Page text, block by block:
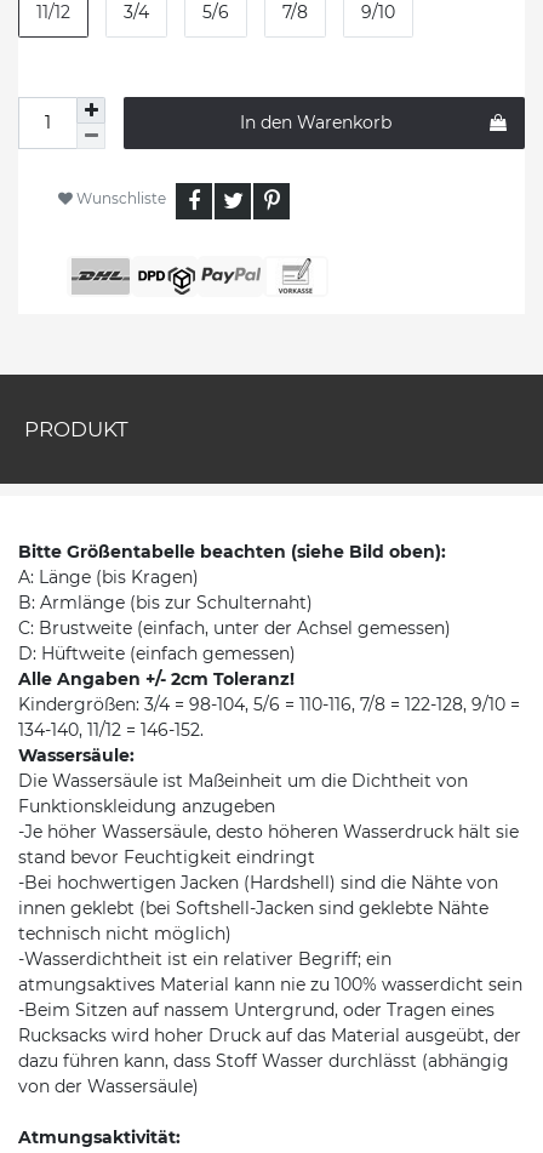
11/12 3/4 5/6 7/8 9/10
In den Warenkorb
Wunschliste
PRODUKT
Bitte Größentabelle beachten (siehe Bild oben):
A: Länge (bis Kragen)
B: Armlänge (bis zur Schulternaht)
C: Brustweite (einfach, unter der Achsel gemessen)
D: Hüftweite (einfach gemessen)
Alle Angaben +/- 2cm Toleranz!
Kindergrößen: 3/4 = 98-104, 5/6 = 110-116, 7/8 = 122-128, 9/10 =
134-140, 11/12 = 146-152.
Wassersäule:
Die Wassersäule ist Maßeinheit um die Dichtheit von
Funktionskleidung anzugeben
-Je höher Wassersäule, desto höheren Wasserdruck hält sie
stand bevor Feuchtigkeit eindringt
-Bei hochwertigen Jacken (Hardshell) sind die Nähte von
innen geklebt (bei Softshell-Jacken sind geklebte Nähte
technisch nicht möglich)
-Wasserdichtheit ist ein relativer Begriff; ein
atmungsaktives Material kann nie zu 100% wasserdicht sein
-Beim Sitzen auf nassem Untergrund, oder Tragen eines
Rucksacks wird hoher Druck auf das Material ausgeübt, der
dazu führen kann, dass Stoff Wasser durchlässt (abhängig
von der Wassersäule)
Atmungsaktivität: